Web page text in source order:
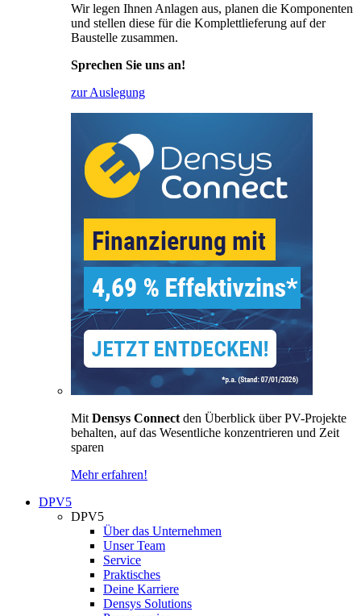
Wir legen Ihnen Anlagen aus, planen die Komponenten
und stellen diese für die Komplettlieferung auf der
Baustelle zusammen.
Sprechen Sie uns an!
zur Auslegung
Mit Densys Connect den Überblick über PV-Projekte
behalten, auf das Wesentliche konzentrieren und Zeit
sparen
Mehr erfahren!
DPV5
DPV5
Über das Unternehmen
Unser Team
Service
Praktisches
Deine Karriere
Densys Solutions